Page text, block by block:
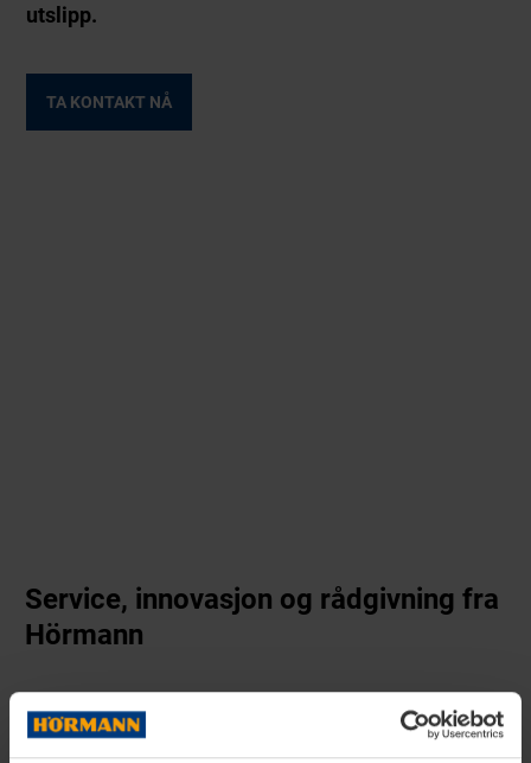
utslipp.
TA KONTAKT NÅ
Service, innovasjon og rådgivning fra
Hörmann